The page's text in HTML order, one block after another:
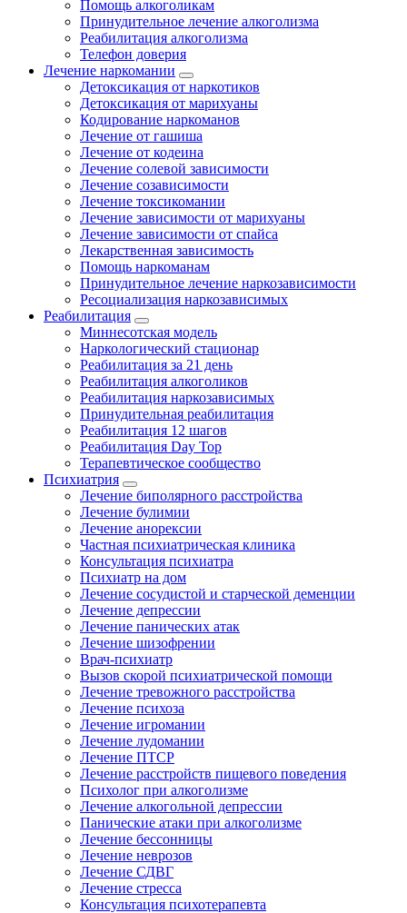
Помощь алкоголикам
Принудительное лечение алкоголизма
Реабилитация алкоголизма
Телефон доверия
Лечение наркомании
Детоксикация от наркотиков
Детоксикация от марихуаны
Кодирование наркоманов
Лечение от гашиша
Лечение от кодеина
Лечение солевой зависимости
Лечение созависимости
Лечение токсикомании
Лечение зависимости от марихуаны
Лечение зависимости от спайса
Лекарственная зависимость
Помощь наркоманам
Принудительное лечение наркозависимости
Ресоциализация наркозависимых
Реабилитация
Миннесотская модель
Наркологический стационар
Реабилитация за 21 день
Реабилитация алкоголиков
Реабилитация наркозависимых
Принудительная реабилитация
Реабилитация 12 шагов
Реабилитация Day Top
Терапевтическое сообщество
Психиатрия
Лечение биполярного расстройства
Лечение булимии
Лечение анорексии
Частная психиатрическая клиника
Консультация психиатра
Психиатр на дом
Лечение сосудистой и старческой деменции
Лечение депрессии
Лечение панических атак
Лечение шизофрении
Врач-психиатр
Вызов скорой психиатрической помощи
Лечение тревожного расстройства
Лечение психоза
Лечение игромании
Лечение лудомании
Лечение ПТСР
Лечение расстройств пищевого поведения
Психолог при алкоголизме
Лечение алкогольной депрессии
Панические атаки при алкоголизме
Лечение бессонницы
Лечение неврозов
Лечение СДВГ
Лечение стресса
Консультация психотерапевта